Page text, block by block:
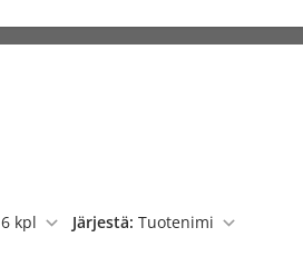
per sivu
Järjestä: